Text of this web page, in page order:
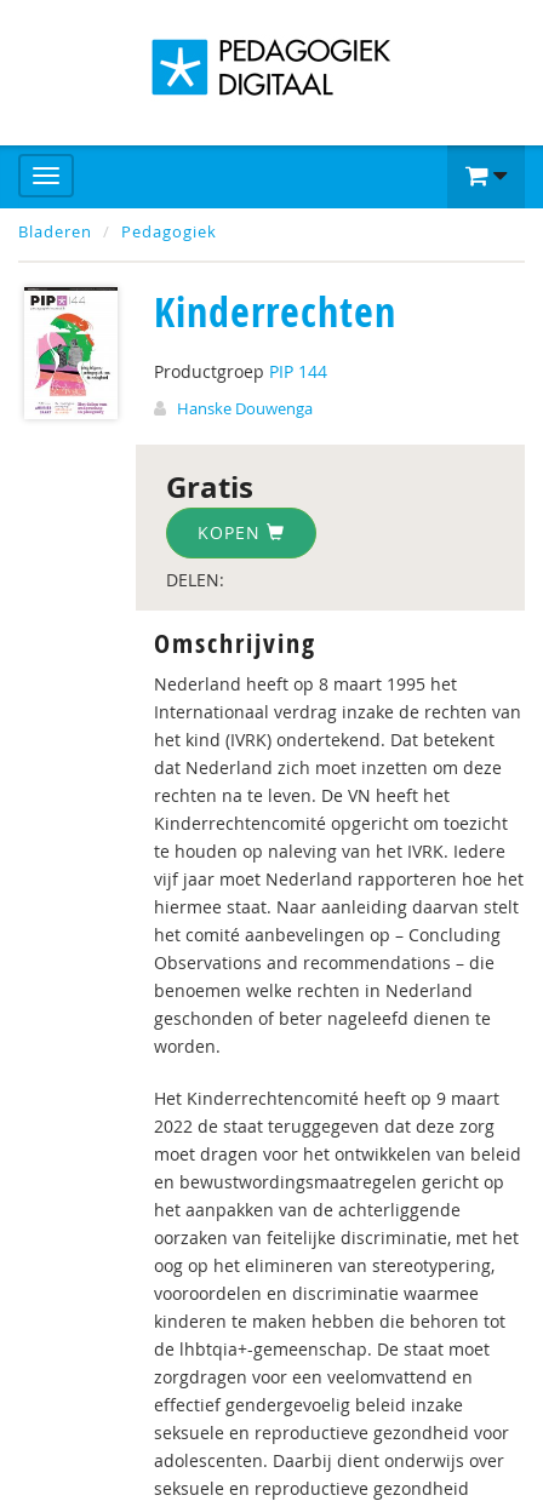
Bladeren Pedagogiek
Kinderrechten
Productgroep PIP 144
Hanske Douwenga
Gratis
KOPEN
DELEN:
Omschrijving
Nederland heeft op 8 maart 1995 het
Internationaal verdrag inzake de rechten van
het kind (IVRK) ondertekend. Dat betekent
dat Nederland zich moet inzetten om deze
rechten na te leven. De VN heeft het
Kinderrechtencomité opgericht om toezicht
te houden op naleving van het IVRK. Iedere
vijf jaar moet Nederland rapporteren hoe het
hiermee staat. Naar aanleiding daarvan stelt
het comité aanbevelingen op – Concluding
Observations and recommendations – die
benoemen welke rechten in Nederland
geschonden of beter nageleefd dienen te
worden.
Het Kinderrechtencomité heeft op 9 maart
2022 de staat teruggegeven dat deze zorg
moet dragen voor het ontwikkelen van beleid
en bewustwordingsmaatregelen gericht op
het aanpakken van de achterliggende
oorzaken van feitelijke discriminatie, met het
oog op het elimineren van stereotypering,
vooroordelen en discriminatie waarmee
kinderen te maken hebben die behoren tot
de lhbtqia+-gemeenschap. De staat moet
zorgdragen voor een veelomvattend en
effectief gendergevoelig beleid inzake
seksuele en reproductieve gezondheid voor
adolescenten. Daarbij dient onderwijs over
seksuele en reproductieve gezondheid